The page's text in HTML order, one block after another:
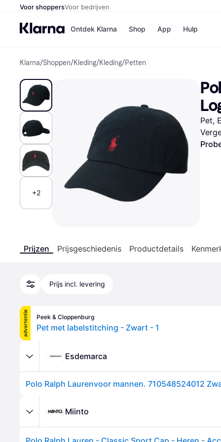
Voor shoppersVoor bedrijven
Ontdek Klarna Shop
Bol
H&M
App Hulp
Klarna/Shoppen/Kleding/Kleding/Petten
+2
Pet,
Prijzen Prijsgeschiedenis Productdetails
Prijs incl. levering
advertentie Peek & Cloppenburg
Pet met labelstitching - Zwart - 1
Esdemarca
Miinto